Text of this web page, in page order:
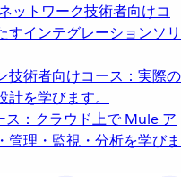
ットワーク技術者向けコ
すインテグレーションソリ
技術者向けコース：実際の
を学びます。
ス：クラウド上で Mule ア
管理・監視・分析を学びま